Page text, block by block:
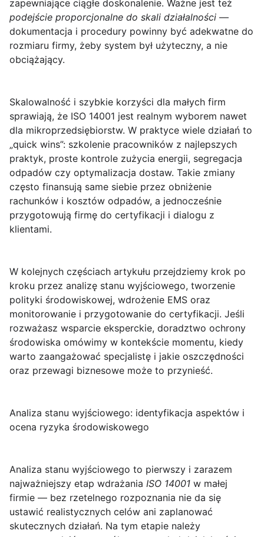
zapewniające ciągłe doskonalenie. Ważne jest też
podejście proporcjonalne do skali działalności —
dokumentacja i procedury powinny być adekwatne do
rozmiaru firmy, żeby system był użyteczny, a nie
obciążający.
Skalowalność i szybkie korzyści dla małych firm
sprawiają, że ISO 14001 jest realnym wyborem nawet
dla mikroprzedsiębiorstw. W praktyce wiele działań to
„quick wins”: szkolenie pracowników z najlepszych
praktyk, proste kontrole zużycia energii, segregacja
odpadów czy optymalizacja dostaw. Takie zmiany
często finansują same siebie przez obniżenie
rachunków i kosztów odpadów, a jednocześnie
przygotowują firmę do certyfikacji i dialogu z
klientami.
W kolejnych częściach artykułu przejdziemy krok po
kroku przez analizę stanu wyjściowego, tworzenie
polityki środowiskowej, wdrożenie EMS oraz
monitorowanie i przygotowanie do certyfikacji. Jeśli
rozważasz wsparcie eksperckie, doradztwo ochrony
środowiska omówimy w kontekście momentu, kiedy
warto zaangażować specjalistę i jakie oszczędności
oraz przewagi biznesowe może to przynieść.
Analiza stanu wyjściowego: identyfikacja aspektów i
ocena ryzyka środowiskowego
Analiza stanu wyjściowego to pierwszy i zarazem
najważniejszy etap wdrażania ISO 14001 w małej
firmie — bez rzetelnego rozpoznania nie da się
ustawić realistycznych celów ani zaplanować
skutecznych działań. Na tym etapie należy